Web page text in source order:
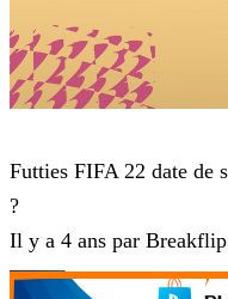
Futties FIFA 22 date de
?
Il y a 4 ans par Breakflip